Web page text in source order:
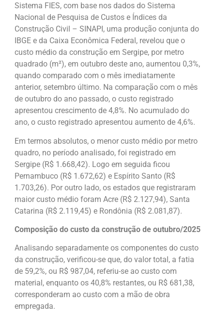
Sistema FIES, com base nos dados do Sistema
Nacional de Pesquisa de Custos e Índices da
Construção Civil – SINAPI, uma produção conjunta do
IBGE e da Caixa Econômica Federal, revelou que o
custo médio da construção em Sergipe, por metro
quadrado (m²), em outubro deste ano, aumentou 0,3%,
quando comparado com o mês imediatamente
anterior, setembro último. Na comparação com o mês
de outubro do ano passado, o custo registrado
apresentou crescimento de 4,8%. No acumulado do
ano, o custo registrado apresentou aumento de 4,6%.
Em termos absolutos, o menor custo médio por metro
quadro, no período analisado, foi registrado em
Sergipe (R$ 1.668,42). Logo em seguida ficou
Pernambuco (R$ 1.672,62) e Espírito Santo (R$
1.703,26). Por outro lado, os estados que registraram
maior custo médio foram Acre (R$ 2.127,94), Santa
Catarina (R$ 2.119,45) e Rondônia (R$ 2.081,87).
Composição do custo da construção de outubro/2025
Analisando separadamente os componentes do custo
da construção, verificou-se que, do valor total, a fatia
de 59,2%, ou R$ 987,04, referiu-se ao custo com
material, enquanto os 40,8% restantes, ou R$ 681,38,
corresponderam ao custo com a mão de obra
empregada.